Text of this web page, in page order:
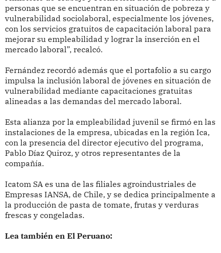
personas que se encuentran en situación de pobreza y
vulnerabilidad sociolaboral, especialmente los jóvenes,
con los servicios gratuitos de capacitación laboral para
mejorar su empleabilidad y lograr la inserción en el
mercado laboral”, recalcó.
Fernández recordó además que el portafolio a su cargo
impulsa la inclusión laboral de jóvenes en situación de
vulnerabilidad mediante capacitaciones gratuitas
alineadas a las demandas del mercado laboral.
Esta alianza por la empleabilidad juvenil se firmó en las
instalaciones de la empresa, ubicadas en la región Ica,
con la presencia del director ejecutivo del programa,
Pablo Díaz Quiroz, y otros representantes de la
compañía.
Icatom SA es una de las filiales agroindustriales de
Empresas IANSA, de Chile, y se dedica principalmente a
la producción de pasta de tomate, frutas y verduras
frescas y congeladas.
Lea también en El Peruano: